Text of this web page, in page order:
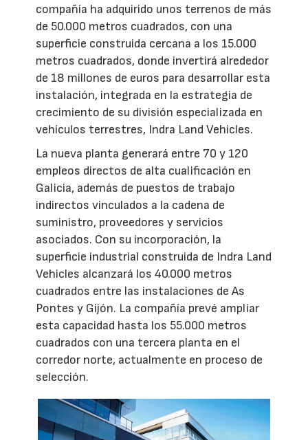
compañía ha adquirido unos terrenos de más
de 50.000 metros cuadrados, con una
superficie construida cercana a los 15.000
metros cuadrados, donde invertirá alrededor
de 18 millones de euros para desarrollar esta
instalación, integrada en la estrategia de
crecimiento de su división especializada en
vehículos terrestres, Indra Land Vehicles.
La nueva planta generará entre 70 y 120
empleos directos de alta cualificación en
Galicia, además de puestos de trabajo
indirectos vinculados a la cadena de
suministro, proveedores y servicios
asociados. Con su incorporación, la
superficie industrial construida de Indra Land
Vehicles alcanzará los 40.000 metros
cuadrados entre las instalaciones de As
Pontes y Gijón. La compañía prevé ampliar
esta capacidad hasta los 55.000 metros
cuadrados con una tercera planta en el
corredor norte, actualmente en proceso de
selección.